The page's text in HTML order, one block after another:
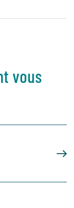
vous